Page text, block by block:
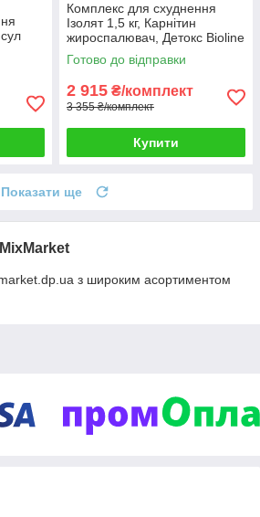
Комплекс для схуднення
Ізолят 1,5 кг, Карнітин
жироспалювач, Детокс Bioline
Готово до відправки
2 915 ₴/комплект
3 355 ₴/комплект
Купити
Показати ще
з широким асортиментом